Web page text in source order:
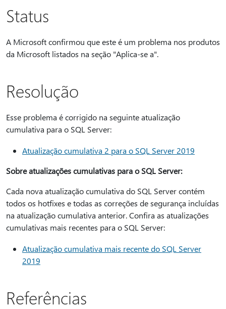
Status
A Microsoft confirmou que este é um problema nos produtos
da Microsoft listados na seção "Aplica-se a".
Resolução
Esse problema é corrigido na seguinte atualização
cumulativa para o SQL Server:
Atualização cumulativa 2 para o SQL Server 2019
Sobre atualizações cumulativas para o SQL Server:
Cada nova atualização cumulativa do SQL Server contém
todos os hotfixes e todas as correções de segurança incluídas
na atualização cumulativa anterior. Confira as atualizações
cumulativas mais recentes para o SQL Server:
Atualização cumulativa mais recente do SQL Server
2019
Referências